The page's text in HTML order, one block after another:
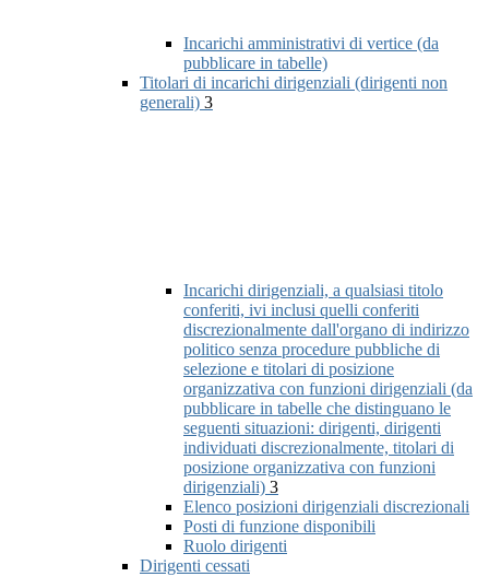
Incarichi amministrativi di vertice (da
pubblicare in tabelle)
Titolari di incarichi dirigenziali (dirigenti non
generali) 3
Incarichi dirigenziali, a qualsiasi titolo
conferiti, ivi inclusi quelli conferiti
discrezionalmente dall'organo di indirizzo
politico senza procedure pubbliche di
selezione e titolari di posizione
organizzativa con funzioni dirigenziali (da
pubblicare in tabelle che distinguano le
seguenti situazioni: dirigenti, dirigenti
individuati discrezionalmente, titolari di
posizione organizzativa con funzioni
dirigenziali) 3
Elenco posizioni dirigenziali discrezionali
Posti di funzione disponibili
Ruolo dirigenti
Dirigenti cessati